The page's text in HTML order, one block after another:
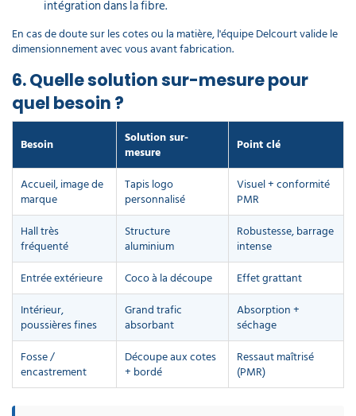
intégration dans la fibre.
En cas de doute sur les cotes ou la matière, l'équipe Delcourt valide le
dimensionnement avec vous avant fabrication.
6. Quelle solution sur-mesure pour
quel besoin ?
Besoin
Solution sur-
mesure
Point clé
Accueil, image de
marque
Tapis logo
personnalisé
Visuel + conformité
PMR
Hall très
fréquenté
Structure
aluminium
Robustesse, barrage
intense
Entrée extérieure
Coco à la découpe
Effet grattant
Intérieur,
poussières fines
Grand trafic
absorbant
Absorption +
séchage
Fosse /
encastrement
Découpe aux cotes
+ bordé
Ressaut maîtrisé
(PMR)